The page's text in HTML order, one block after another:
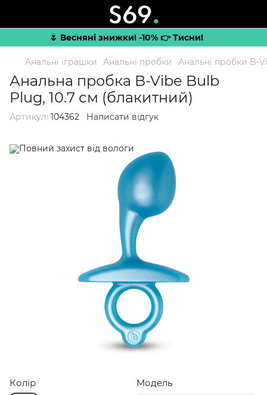
🌷 Весняні знижки! -10% 👉 Тисни!
Анальні іграшки Анальні пробки Анальні пробки B-
Анальна пробка B-Vibe Bulb
Plug, 10.7 см (блакитний)
Артикул: 104362 Написати відгук
Колір Модель